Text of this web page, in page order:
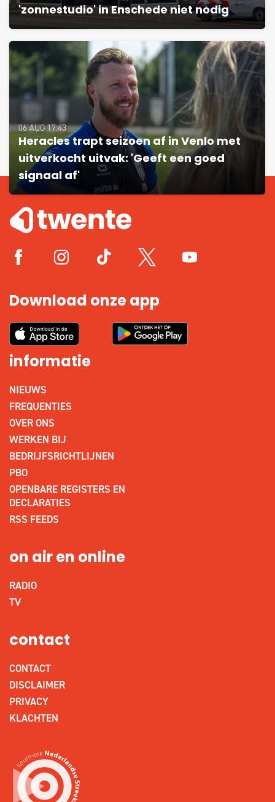
'zonnestudio' in Enschede niet nodig
06 AUG 17:43
Heracles trapt seizoen af in Venlo met
uitverkocht uitvak: 'Geeft een goed
signaal af'
Download onze app
informatie
NIEUWS
FREQUENTIES
OVER ONS
WERKEN BIJ
BEDRIJFSRICHTLIJNEN
PBO
OPENBARE REGISTERS EN
DECLARATIES
RSS FEEDS
on air en online
RADIO
TV
contact
CONTACT
DISCLAIMER
PRIVACY
KLACHTEN